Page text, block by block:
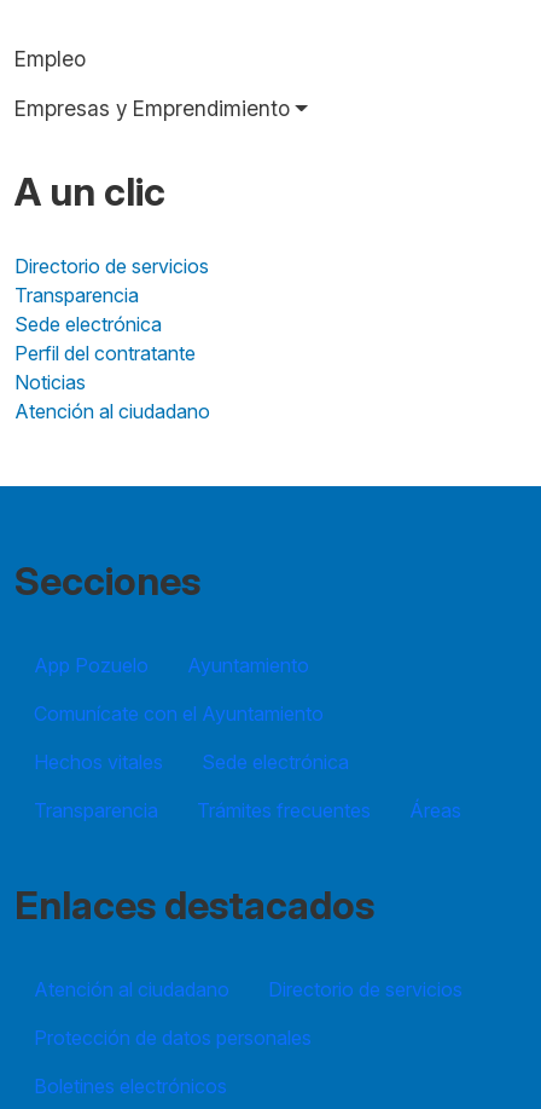
Empleo
Empresas y Emprendimiento
A un clic
Directorio de servicios
Transparencia
Sede electrónica
Perfil del contratante
Noticias
Atención al ciudadano
Secciones
App Pozuelo
Ayuntamiento
Comunícate con el Ayuntamiento
Hechos vitales
Sede electrónica
Transparencia
Trámites frecuentes Áreas
Enlaces destacados
Atención al ciudadano
Directorio de servicios
Protección de datos personales
Boletines electrónicos